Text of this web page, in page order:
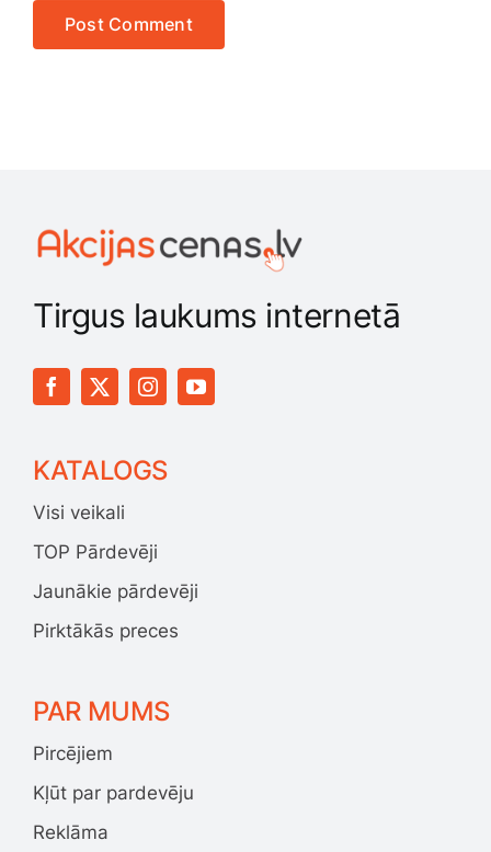
Tirgus laukums internetā
KATALOGS
Visi veikali
TOP Pārdevēji
Jaunākie pārdevēji
Pirktākās preces
PAR MUMS
Pircējiem
Kļūt par pardevēju
Reklāma